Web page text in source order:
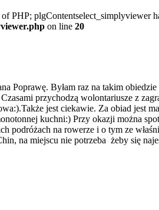
PHP; plgContentselect_simplyviewer
on line 20
Byłam raz na takim obiedzie
przychodzą wolontariusze z
jest ciekawie. Za obiad jest
kuchni:) Przy okazji można
podróżach na rowerze i o tym ze
na miejscu nie potrzeba żeby się